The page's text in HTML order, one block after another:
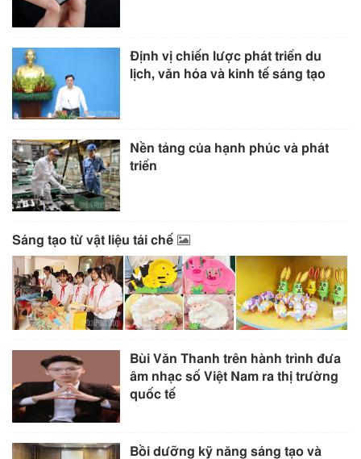
Định vị chiến lược phát triển du
lịch, văn hóa và kinh tế sáng tạo
Nền tảng của hạnh phúc và phát
triển
Sáng tạo từ vật liệu tái chế
Bùi Văn Thanh trên hành trình đưa
âm nhạc số Việt Nam ra thị trường
quốc tế
Bồi dưỡng kỹ năng sáng tạo và